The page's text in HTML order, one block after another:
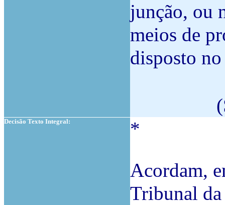
junção, ou
meios de
disposto
Decisão Texto Integral:
*
Acordam,
Tribunal